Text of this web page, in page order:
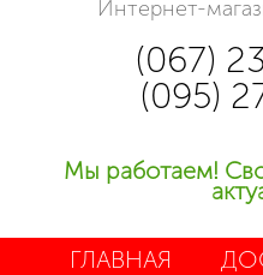
Интернет-
(067)
(095)
Мы работаем!
ГЛАВНАЯ